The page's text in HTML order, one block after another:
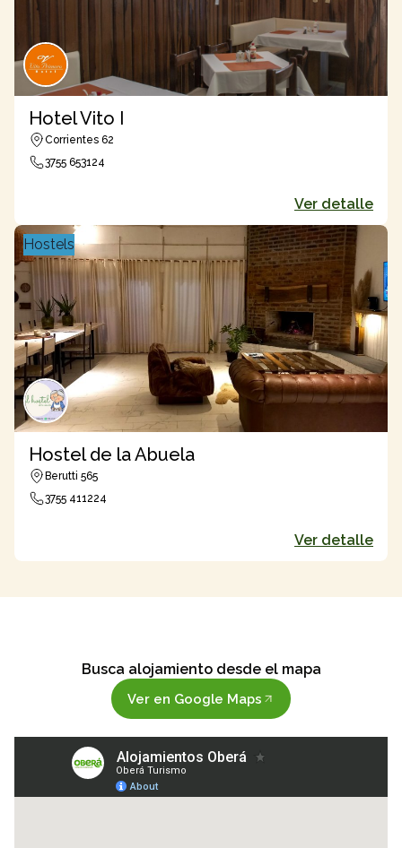
Hotel Vito I
Corrientes 62
3755 653124
Ver detalle
Hostels
Hostel de la Abuela
Berutti 565
3755 411224
Ver detalle
Busca alojamiento desde el mapa
Ver en Google Maps